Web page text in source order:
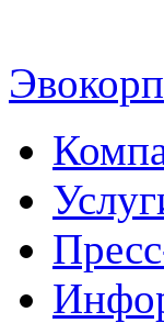
Эвокорп